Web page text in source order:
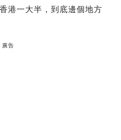
港一大半，到底邊個地方
廣告